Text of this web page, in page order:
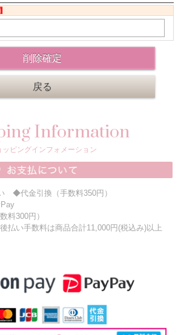
Information
ッピングインフォメーション
◆代金引換（手数料350円）
料300円）
払い手数料は商品合計11,000円(税込み)以上
当店は持続可能な開発目標「SDGs」を推進しています。
0120-221-040